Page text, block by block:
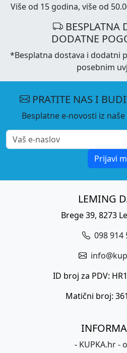
Više od 15 godina, više od
BESPLATNA
DODATNE
*Besplatna dostava i dodatni
posebnim
PRATITE NAS I
Besplatne e-novosti iz
Prijavi
LEMING
Brege 39, 8273
098 914
ID broj za PDV:
Matični broj:
- KUPKA.hr -